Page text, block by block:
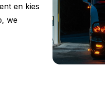
en kies
we